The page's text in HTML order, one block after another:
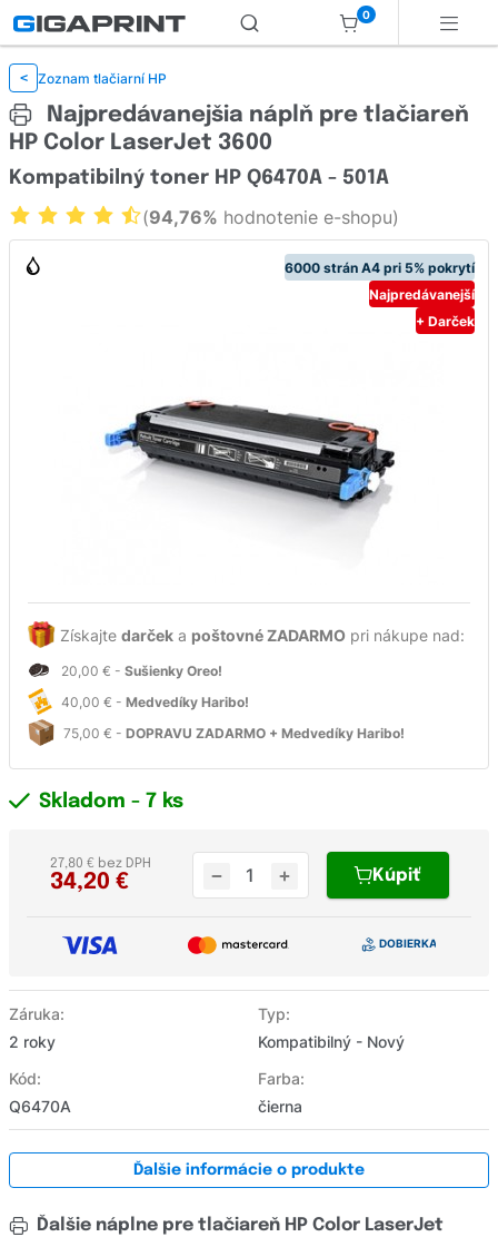
0
< Zoznam tlačiarní HP
Najpredávanejšia náplň pre tlačiareň
HP Color LaserJet 3600
6000 strán A4 pri 5% pokrytí
Najpredávanejší
+ Darček
Získajte darček a poštovné ZADARMO pri nákupe nad:
20,00 € - Sušienky Oreo!
40,00 € - Medvedíky Haribo!
75,00 € - DOPRAVU ZADARMO + Medvedíky Haribo!
Kompatibilný toner HP Q6470A - 501A
(94,76% hodnotenie e-shopu)
Záruka:
2 roky
Typ:
Kompatibilný - Nový
Kód:
Q6470A
Farba:
čierna
Skladom - 7 ks
34,20 €
27,80 € bez DPH
Kúpiť
Ďalšie informácie o produkte
Ďalšie náplne pre tlačiareň HP Color LaserJet